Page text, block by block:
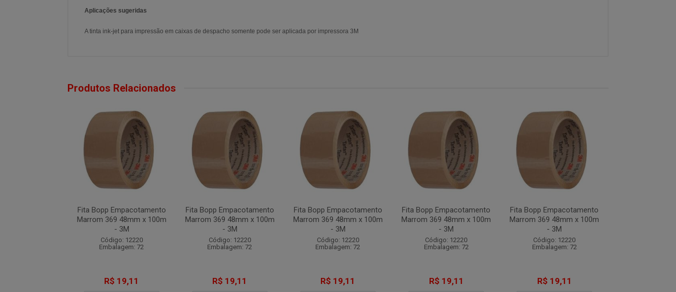
Aplicações sugeridas
A tinta ink-jet para impressão em caixas de despacho somente pode ser aplicada por impressora 3M
Produtos Relacionados
Fita Bopp Empacotamento
Marrom 369 48mm x 100m
- 3M
Código: 12220
Embalagem: 72
R$ 19,11
Fita Bopp Empacotamento
Marrom 369 48mm x 100m
- 3M
Código: 12220
Embalagem: 72
R$ 19,11
Fita Bopp Empacotamento
Marrom 369 48mm x 100m
- 3M
Código: 12220
Embalagem: 72
R$ 19,11
Fita Bopp Empacotamento
Marrom 369 48mm x 100m
- 3M
Código: 12220
Embalagem: 72
R$ 19,11
Fita Bopp Empacotamento
Marrom 369 48mm x 100m
- 3M
Código: 12220
Embalagem: 72
R$ 19,11